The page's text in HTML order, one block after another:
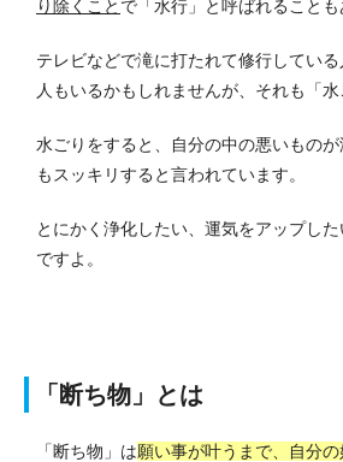
り除くこと で「水行」と呼ばれることも
テレビなどで滝に打たれて修行してい
人もいるかもしれませんが、それも「水
水ごりをすると、自分の中の悪いもの
もスッキリすると言われています。
とにかく浄化したい、運気をアップし
ですよ。
「断ち物」とは
「断ち物」は願い事が叶うまで、自分